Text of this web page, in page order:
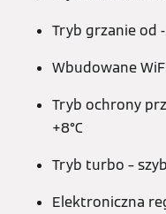
Tryb grzanie od -
Wbudowane
Tryb ochrony
+8°C
Tryb turbo –
Elektroniczna